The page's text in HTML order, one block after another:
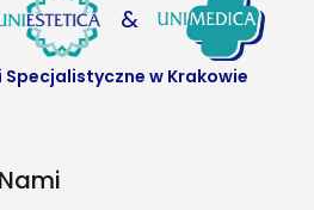
&
Specjalistyczne w Krakowie